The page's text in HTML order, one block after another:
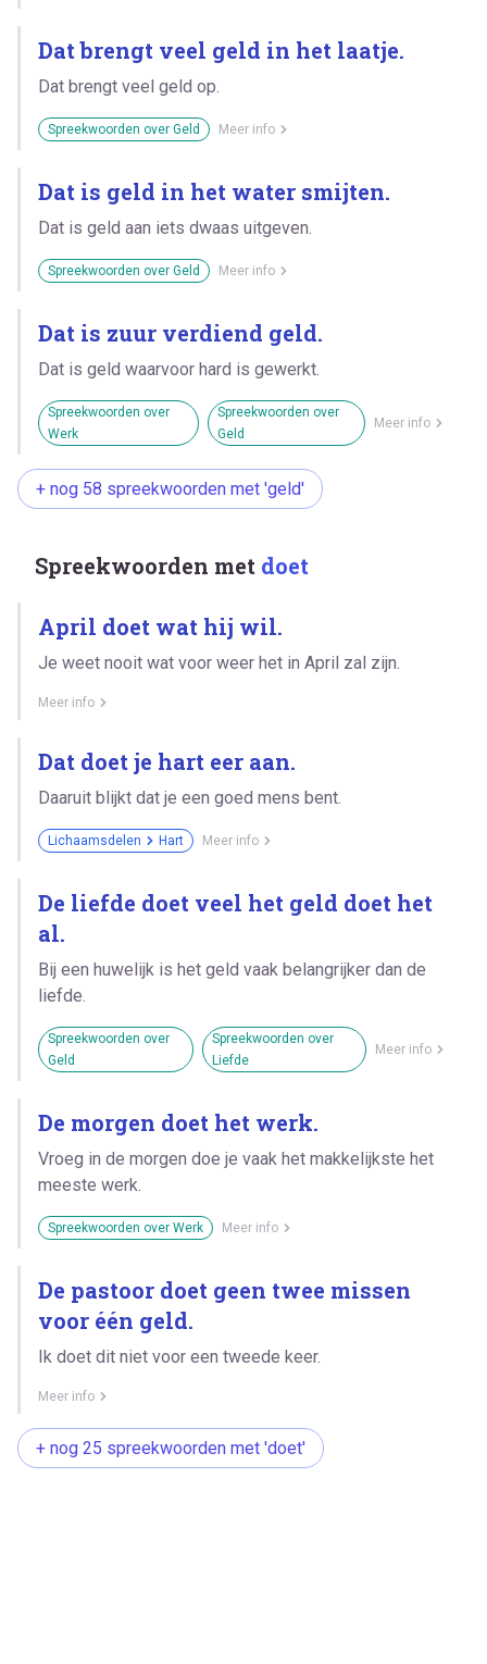
Dat brengt veel geld in het laatje.
Dat brengt veel geld op.
Spreekwoorden over Geld Meer info
Dat is geld in het water smijten.
Dat is geld aan iets dwaas uitgeven.
Spreekwoorden over Geld Meer info
Dat is zuur verdiend geld.
Dat is geld waarvoor hard is gewerkt.
Spreekwoorden over
Werk
Spreekwoorden over
Geld
Meer info
+ nog 58 spreekwoorden met 'geld'
Spreekwoorden met doet
April doet wat hij wil.
Je weet nooit wat voor weer het in April zal zijn.
Meer info
Dat doet je hart eer aan.
Daaruit blijkt dat je een goed mens bent.
Lichaamsdelen Hart Meer info
De liefde doet veel het geld doet het
al.
Bij een huwelijk is het geld vaak belangrijker dan de
liefde.
Spreekwoorden over
Geld
Spreekwoorden over
Liefde
Meer info
De morgen doet het werk.
Vroeg in de morgen doe je vaak het makkelijkste het
meeste werk.
Spreekwoorden over Werk Meer info
De pastoor doet geen twee missen
voor één geld.
Ik doet dit niet voor een tweede keer.
Meer info
+ nog 25 spreekwoorden met 'doet'